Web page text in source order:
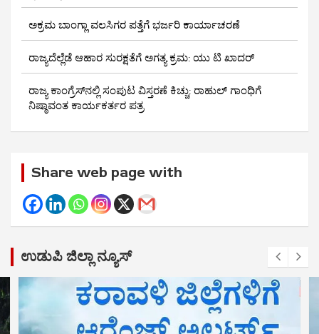
ಅಕ್ರಮ ಬಾಂಗ್ಲಾ ವಲಸಿಗರ ಪತ್ತೆಗೆ ಭರ್ಜರಿ ಕಾರ್ಯಾಚರಣೆ
ರಾಜ್ಯದೆಲ್ಲೆಡೆ ಆಹಾರ ಸುರಕ್ಷತೆಗೆ ಅಗತ್ಯ ಕ್ರಮ: ಯು ಟಿ ಖಾದರ್
ರಾಜ್ಯ ಕಾಂಗ್ರೆಸ್‌ನಲ್ಲಿ ಸಂಪುಟ ವಿಸ್ತರಣೆ ಕಿಚ್ಚು: ರಾಹುಲ್ ಗಾಂಧಿಗೆ
ನಿಷ್ಠಾವಂತ ಕಾರ್ಯಕರ್ತರ ಪತ್ರ
Share web page with
ಉಡುಪಿ ಜಿಲ್ಲಾ ನ್ಯೂಸ್